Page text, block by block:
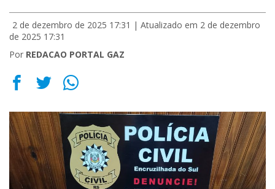
2 de dezembro de 2025 17:31 | Atualizado em 2 de dezembro
de 2025 17:31
Por REDACAO PORTAL GAZ